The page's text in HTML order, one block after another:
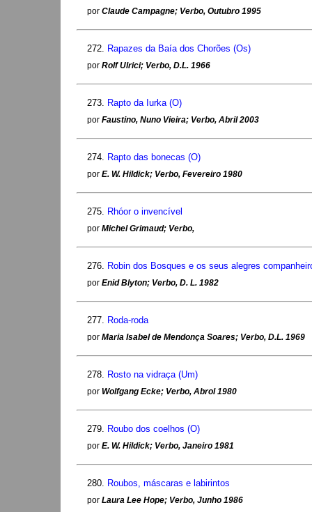
por Claude Campagne; Verbo, Outubro 1995
272. Rapazes da Baía dos Chorões (Os)
por Rolf Ulrici; Verbo, D.L. 1966
273. Rapto da Iurka (O)
por Faustino, Nuno Vieira; Verbo, Abril 2003
274. Rapto das bonecas (O)
por E. W. Hildick; Verbo, Fevereiro 1980
275. Rhóor o invencível
por Michel Grimaud; Verbo,
276. Robin dos Bosques e os seus alegres
por Enid Blyton; Verbo, D. L. 1982
277. Roda-roda
por Maria Isabel de Mendonça Soares; Verbo, D.L. 1969
278. Rosto na vidraça (Um)
por Wolfgang Ecke; Verbo, Abrol 1980
279. Roubo dos coelhos (O)
por E. W. Hildick; Verbo, Janeiro 1981
280. Roubos, máscaras e labirintos
por Laura Lee Hope; Verbo, Junho 1986